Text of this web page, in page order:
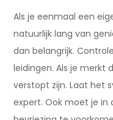
Als je eenmaal een
natuurlijk lang van
dan belangrijk.
leidingen. Als je merkt
verstopt zijn. Laat het
expert. Ook moet je